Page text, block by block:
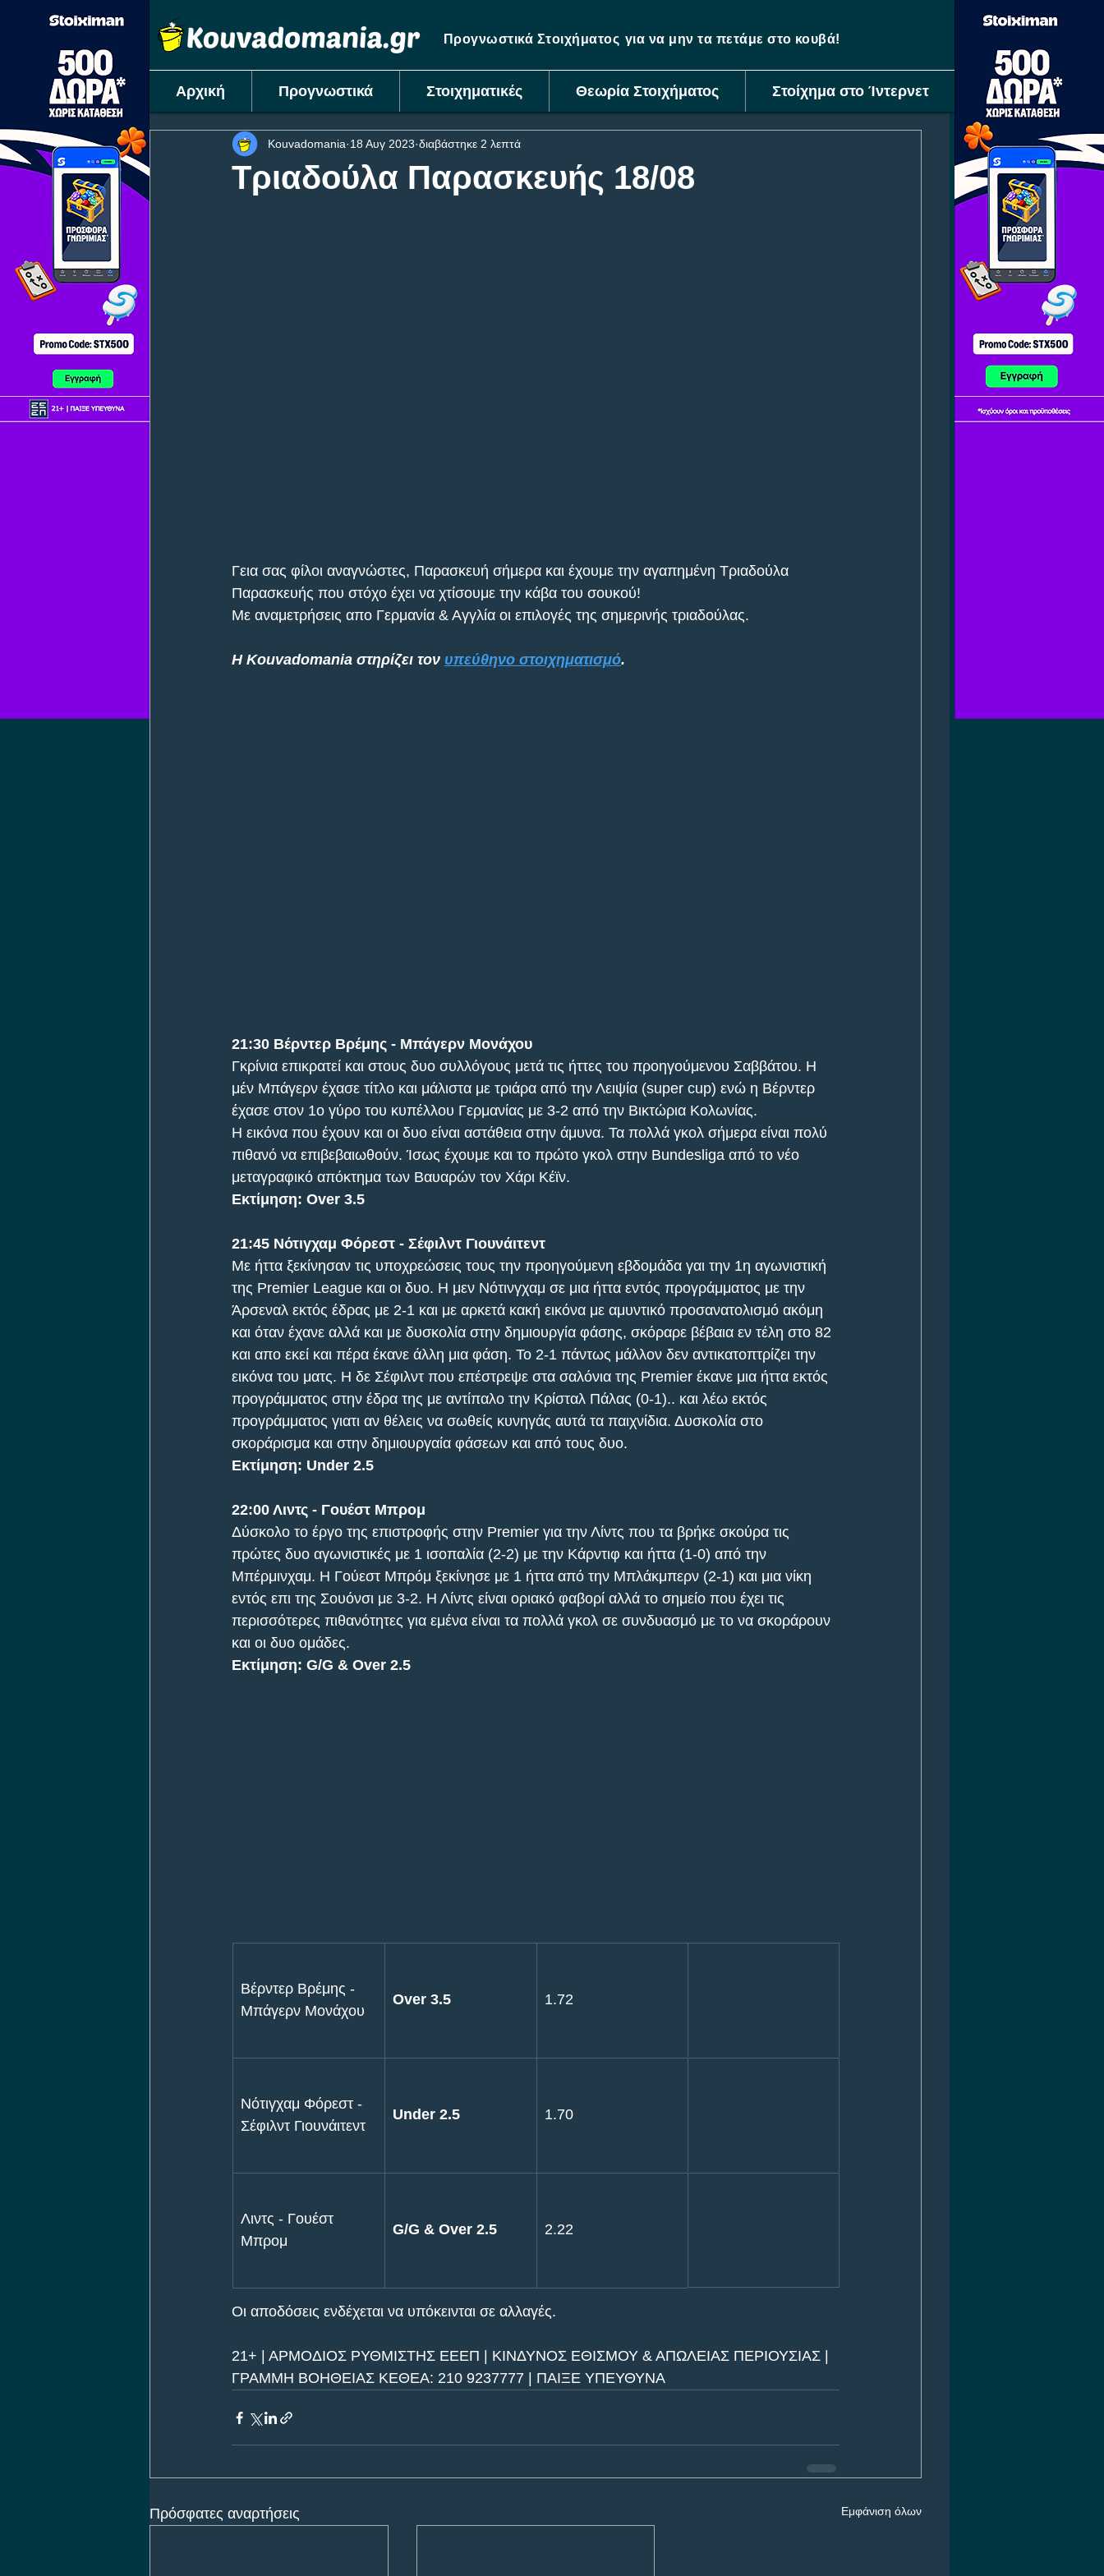
Προγνωστικά Στοιχήματος για να μην τα πετάμε στο κουβά!
Αρχική Προγνωστικά Στοιχηματικές Θεωρία Στοιχήματος Στοίχημα στο Ίντερνετ
Τριαδούλα Παρασκευής 18/08
Kouvadomania 18 Αυγ 2023 διαβάστηκε 2 λεπτά
Γεια σας φίλοι αναγνώστες, Παρασκευή σήμερα και έχουμε την αγαπημένη Τριαδούλα
Παρασκευής που στόχο έχει να χτίσουμε την κάβα του σουκού!
Mε αναμετρήσεις απο Γερμανία & Αγγλία οι επιλογές της σημερινής τριαδούλας.
Η Kouvadomania στηρίζει τον υπεύθηνο στοιχηματισμό.
21:30 Βέρντερ Βρέμης - Μπάγερν Μονάχου
Γκρίνια επικρατεί και στους δυο συλλόγους μετά τις ήττες του προηγούμενου Σαββάτου. Η
μέν Μπάγερν έχασε τίτλο και μάλιστα με τριάρα από την Λειψία (super cup) ενώ η Βέρντερ
έχασε στον 1ο γύρο του κυπέλλου Γερμανίας με 3-2 από την Βικτώρια Κολωνίας.
Η εικόνα που έχουν και οι δυο είναι αστάθεια στην άμυνα. Τα πολλά γκολ σήμερα είναι πολύ
πιθανό να επιβεβαιωθούν. Ίσως έχουμε και το πρώτο γκολ στην Bundesliga από το νέο
μεταγραφικό απόκτημα των Βαυαρών τον Χάρι Κέϊν.
Εκτίμηση: Over 3.5
21:45 Νότιγχαμ Φόρεστ - Σέφιλντ Γιουνάιτεντ
Με ήττα ξεκίνησαν τις υποχρεώσεις τους την προηγούμενη εβδομάδα γαι την 1η αγωνιστική
της Premier League και οι δυο. Η μεν Νότινγχαμ σε μια ήττα εντός προγράμματος με την
Άρσεναλ εκτός έδρας με 2-1 και με αρκετά κακή εικόνα με αμυντικό προσανατολισμό ακόμη
και όταν έχανε αλλά και με δυσκολία στην δημιουργία φάσης, σκόραρε βέβαια εν τέλη στο 82
και απο εκεί και πέρα έκανε άλλη μια φάση. Το 2-1 πάντως μάλλον δεν αντικατοπτρίζει την
εικόνα του ματς. Η δε Σέφιλντ που επέστρεψε στα σαλόνια της Premier έκανε μια ήττα εκτός
προγράμματος στην έδρα της με αντίπαλο την Κρίσταλ Πάλας (0-1).. και λέω εκτός
προγράμματος γιατι αν θέλεις να σωθείς κυνηγάς αυτά τα παιχνίδια. Δυσκολία στο
σκοράρισμα και στην δημιουργαία φάσεων και από τους δυο.
Εκτίμηση: Under 2.5
22:00 Λιντς - Γουέστ Μπρομ
Δύσκολο το έργο της επιστροφής στην Premier για την Λίντς που τα βρήκε σκούρα τις
πρώτες δυο αγωνιστικές με 1 ισοπαλία (2-2) με την Κάρντιφ και ήττα (1-0) από την
Μπέρμινχαμ. Η Γούεστ Μπρόμ ξεκίνησε με 1 ήττα από την Μπλάκμπερν (2-1) και μια νίκη
εντός επι της Σουόνσι με 3-2. Η Λίντς είναι οριακό φαβορί αλλά το σημείο που έχει τις
περισσότερες πιθανότητες για εμένα είναι τα πολλά γκολ σε συνδυασμό με το να σκοράρουν
και οι δυο ομάδες.
Εκτίμηση: G/G & Over 2.5
Βέρντερ Βρέμης -
Μπάγερν Μονάχου
Over 3.5 1.72
Νότιγχαμ Φόρεστ -
Σέφιλντ Γιουνάιτεντ
Under 2.5 1.70
Λιντς - Γουέστ
Μπρομ
G/G & Over 2.5 2.22
Οι αποδόσεις ενδέχεται να υπόκεινται σε αλλαγές.
21+ | ΑΡΜΟΔΙΟΣ ΡΥΘΜΙΣΤΗΣ ΕΕΕΠ | ΚΙΝΔΥΝΟΣ ΕΘΙΣΜΟΥ & ΑΠΩΛΕΙΑΣ ΠΕΡΙΟΥΣΙΑΣ |
ΓΡΑΜΜΗ ΒΟΗΘΕΙΑΣ ΚΕΘΕΑ: 210 9237777 | ΠΑΙΞΕ ΥΠΕΥΘΥΝΑ
Πρόσφατες αναρτήσεις Εμφάνιση όλων